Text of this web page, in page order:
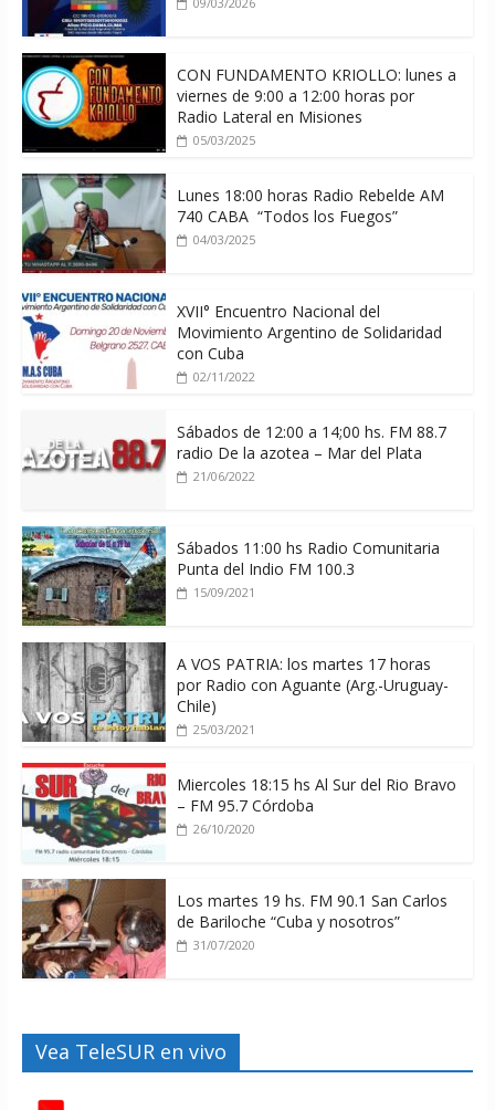
CON FUNDAMENTO KRIOLLO: lunes a
viernes de 9:00 a 12:00 horas por
Radio Lateral en Misiones
05/03/2025
Lunes 18:00 horas Radio Rebelde AM
740 CABA “Todos los Fuegos”
04/03/2025
XVII° Encuentro Nacional del
Movimiento Argentino de Solidaridad
con Cuba
02/11/2022
Sábados de 12:00 a 14;00 hs. FM 88.7
radio De la azotea – Mar del Plata
21/06/2022
Sábados 11:00 hs Radio Comunitaria
Punta del Indio FM 100.3
15/09/2021
A VOS PATRIA: los martes 17 horas
por Radio con Aguante (Arg.-Uruguay-
Chile)
25/03/2021
Miercoles 18:15 hs Al Sur del Rio Bravo
– FM 95.7 Córdoba
26/10/2020
Los martes 19 hs. FM 90.1 San Carlos
de Bariloche “Cuba y nosotros”
31/07/2020
Vea TeleSUR en vivo